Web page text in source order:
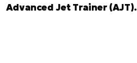
Advanced Jet Trainer (AJT).